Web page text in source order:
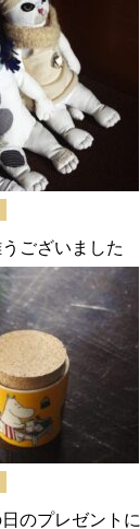
ございました
のプレゼントに